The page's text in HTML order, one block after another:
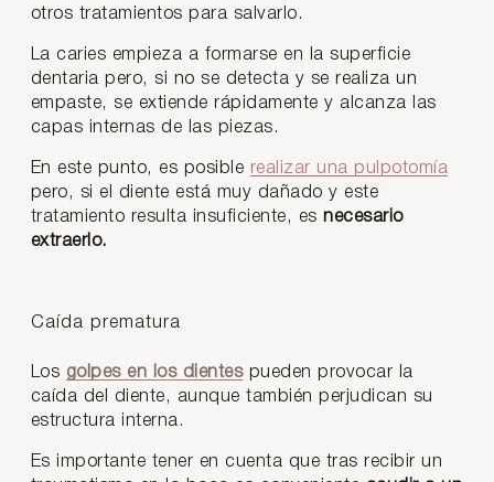
otros tratamientos para salvarlo.
La caries empieza a formarse en la superficie
dentaria pero, si no se detecta y se realiza un
empaste, se extiende rápidamente y alcanza las
capas internas de las piezas.
En este punto, es posible realizar una pulpotomía
pero, si el diente está muy dañado y este
tratamiento resulta insuficiente, esnecesario
extraerlo.
Caída prematura
Los golpes en los dientespueden provocar la
caída del diente, aunque también perjudican su
estructura interna.
Es importante tener en cuenta que tras recibir un